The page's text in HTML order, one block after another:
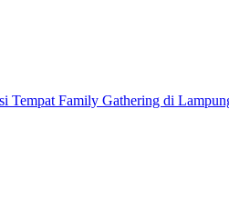
Tempat Family Gathering di